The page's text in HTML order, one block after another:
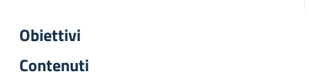
Obiettivi
Contenuti